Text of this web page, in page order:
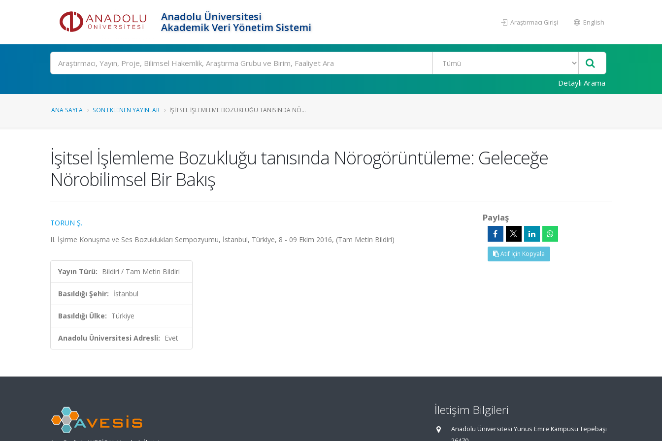
Anadolu Üniversitesi
Akademik Veri Yönetim Sistemi
Araştırmacı Girişi English
Ara
Detaylı Arama
ANA SAYFA SON EKLENEN YAYINLAR İŞITSEL İŞLEMLEME BOZUKLUĞU TANISINDA NÖ...
İşitsel İşlemleme Bozukluğu tanısında Nörogörüntüleme: Geleceğe
Nörobilimsel Bir Bakış
TORUN Ş.
II. İşirme Konuşma ve Ses Bozuklukları Sempozyumu, İstanbul, Türkiye, 8 - 09 Ekim 2016, (Tam Metin Bildiri)
Yayın Türü: Bildiri / Tam Metin Bildiri
Basıldığı Şehir: İstanbul
Basıldığı Ülke: Türkiye
Anadolu Üniversitesi Adresli: Evet
Paylaş
Atıf İçin Kopyala
İletişim Bilgileri
Anadolu Üniversitesi Yunus Emre Kampüsü Tepebaşı